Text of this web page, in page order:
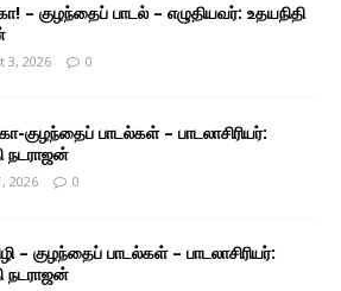
– குழந்தைப் பாடல் – எழுதியவர்: உதயநிதி
3, 2026 0
குழந்தைப் பாடல்கள் – பாடலாசிரியர்:
நடராஜன்
2026 0
– குழந்தைப் பாடல்கள் – பாடலாசிரியர்:
நடராஜன்